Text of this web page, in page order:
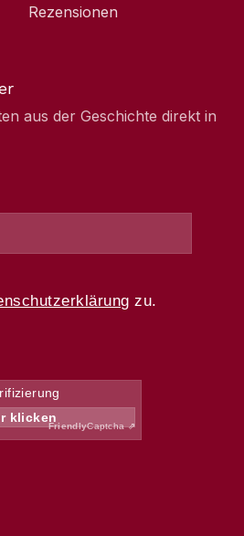
Rezensionen
aus der Geschichte direkt in